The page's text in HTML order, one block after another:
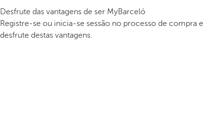
Desfrute das vantagens de ser MyBarceló
Registre-se ou inicia-se sessão no processo de compra e
desfrute destas vantagens.